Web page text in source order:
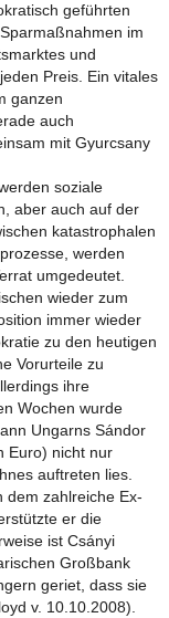
geführten
im
und
Preis. Ein vitales
ganzen
auch
mit Gyurcsany
soziale
aber auch auf der
katastrophalen
werden
umgedeutet.
wieder zum
immer wieder
zu den heutigen
Vorurteile zu
ihre
Wochen wurde
Ungarns Sándor
Euro) nicht nur
auftreten lies.
dem zahlreiche Ex-
er die
ist Csányi
Großbank
geriet, dass sie
v. 10.10.2008).